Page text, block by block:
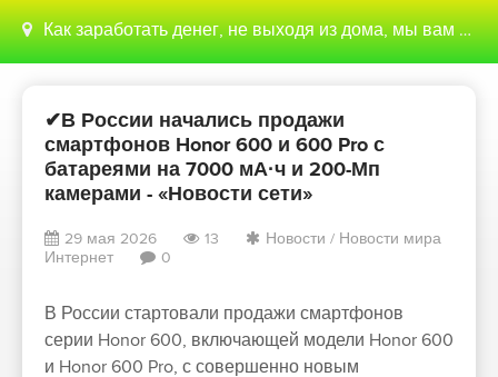
Как заработать денег, не выходя из дома, мы вам поможем с этим разобраться
✔В России начались продажи
смартфонов Honor 600 и 600 Pro с
батареями на 7000 мА·ч и 200-Мп
камерами - «Новости сети»
29 мая 2026 13 Новости / Новости мира
Интернет
0
В России стартовали продажи смартфонов
серии Honor 600, включающей модели Honor 600
и Honor 600 Pro, с совершенно новым